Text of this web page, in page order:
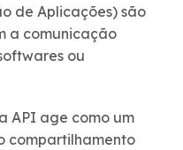
de Aplicações) são
a comunicação
ou
API age como um
compartilhamento